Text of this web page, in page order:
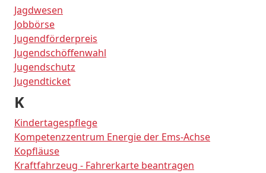
Jagdwesen
Jobbörse
Jugendförderpreis
Jugendschöffenwahl
Jugendschutz
Jugendticket
K
Kindertagespflege
Kompetenzzentrum Energie der Ems-Achse
Kopfläuse
Kraftfahrzeug - Fahrerkarte beantragen